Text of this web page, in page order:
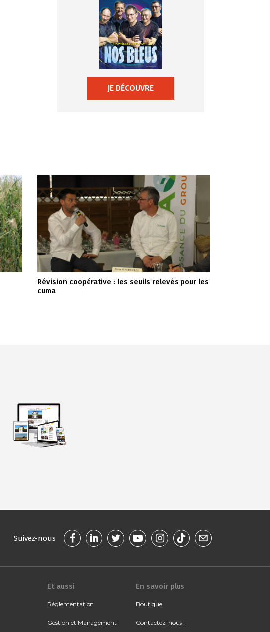
JE DÉCOUVRE
Révision coopérative : les seuils relevés pour les
cuma
Suivez-nous
Et aussi
Réglementation
Gestion et Management
En savoir plus
Boutique
Contactez-nous !